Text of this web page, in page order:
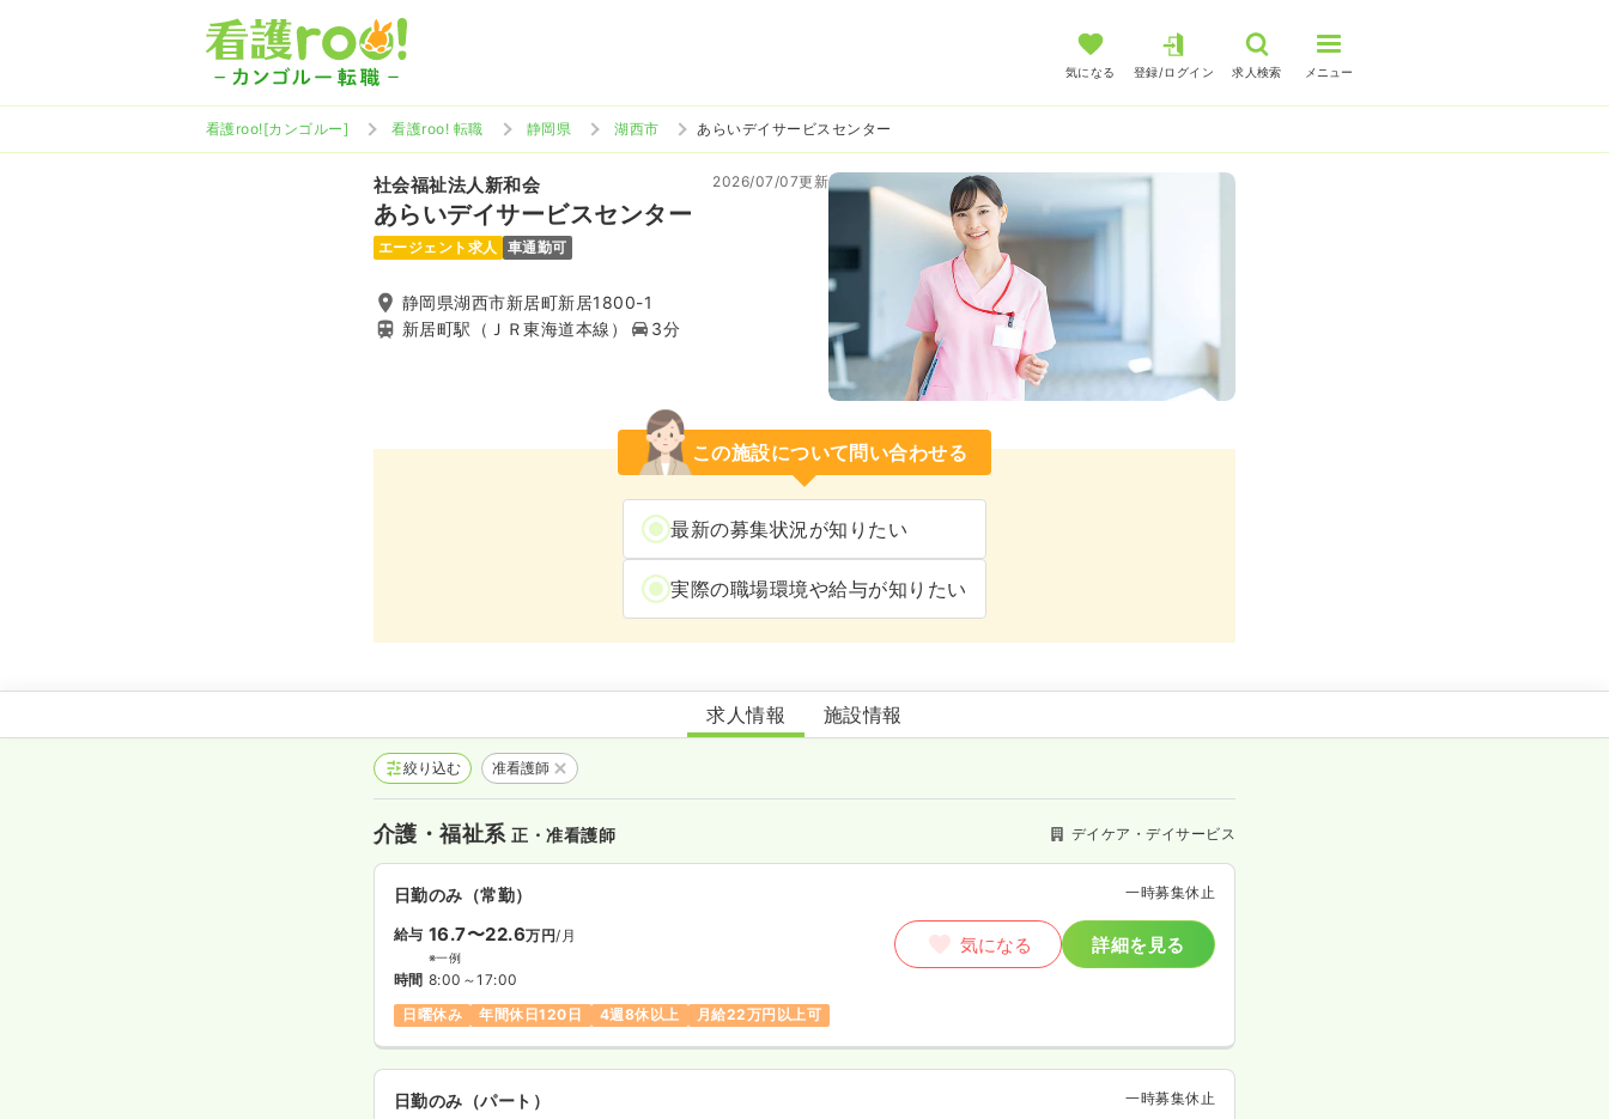
気になる 登録/ログイン 求人検索 メニュー
看護roo![カンゴルー] 看護roo! 転職 静岡県 湖西市 あらいデイサービスセンター
社会福祉法人新和会
あらいデイサービスセンター
2026/07/07更新
エージェント求人 車通勤可
静岡県湖西市新居町新居1800-1
新居町駅（ＪＲ東海道本線）
3分
この施設について問い合わせる
最新の募集状況が知りたい
実際の職場環境や給与が知りたい
あらいデイサービスセンター
求人情報 施設情報
絞り込む 准看護師
介護・福祉系正・准看護師 デイケア・デイサービス
日勤のみ（常勤） 一時募集休止
給与 16.7〜22.6万円/月
※一例
時間 8:00～17:00
日曜休み
年間休日120日 4週8休以上 月給22万円以上可
気になる 詳細を見る
日勤のみ（パート） 一時募集休止